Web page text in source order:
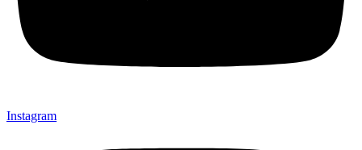
Instagram